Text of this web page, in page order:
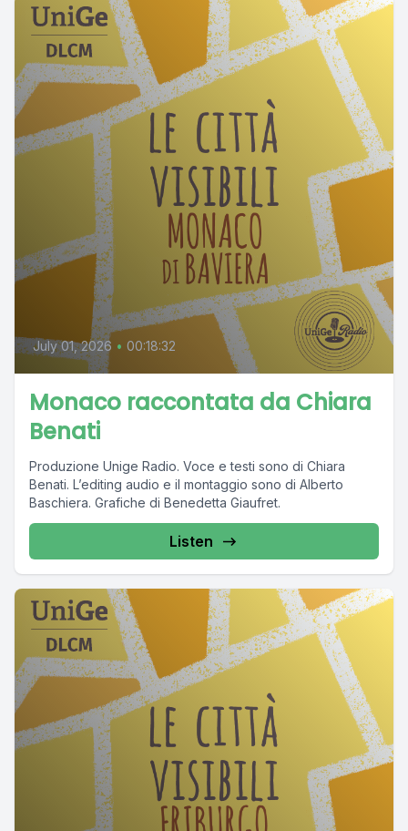
July 01, 2026 • 00:18:32
Monaco raccontata da Chiara
Benati
Produzione Unige Radio. Voce e testi sono di Chiara
Benati. L’editing audio e il montaggio sono di Alberto
Baschiera. Grafiche di Benedetta Giaufret.
Listen